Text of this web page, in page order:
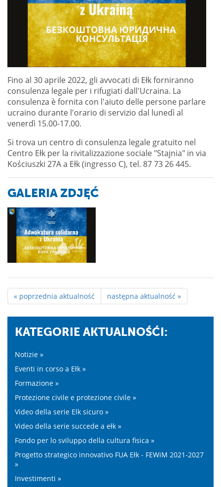
Fino al 30 aprile 2022, gli avvocati di Ełk forniranno
consulenza legale per i rifugiati dall'Ucraina. La
consulenza è fornita con l'aiuto delle persone parlare
ucraino durante l'orario di servizio dal lunedì al
venerdì 15.00-17.00.
Si trova un centro di consulenza legale gratuito nel
Centro Ełk per la rivitalizzazione sociale "Stajnia" in via
Kościuszki 27A a Ełk (ingresso C), tel. 87 73 26 445.
GALERIA ZDJĘĆ
« poprzednia aktualność następna aktualność »
KATEGORIE AKTUALNOŚĆI:
Notizie »
Eventi in corso a Ełk »
Formazione »
Protezione civile e protezione civile »
Video della serie Elk sicuro »
Video della serie succede a ełk »
Fondo per lo sviluppo della cultura fisica »
Progetto strategico innovativo FUA Ełk - FEWiM 2021-2027
»
Investimenti »